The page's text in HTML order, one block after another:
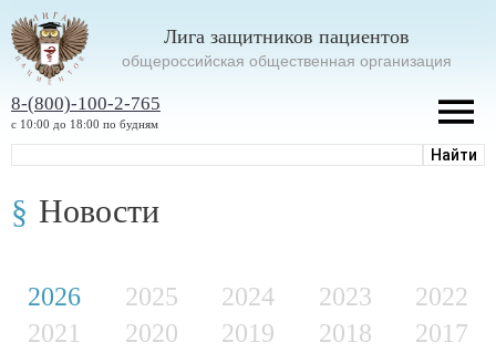
Лига защитников пациентов
oбщероссийская общественная организация
8-(800)-100-2-765
с 10:00 до 18:00 по будням
Новости
2026 2025 2024 2023
2022
2021
2020 2019 2018
2017